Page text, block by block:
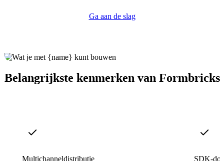
Ga aan de slag
Belangrijkste kenmerken van Formbricks
Multichanneldistributie SDK-